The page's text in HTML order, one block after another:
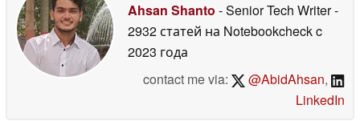
Ahsan Shanto - Senior Tech Writer-
2932 статей на Notebookcheckc
2023 года
contact me via:
@AbidAhsan,
LinkedIn